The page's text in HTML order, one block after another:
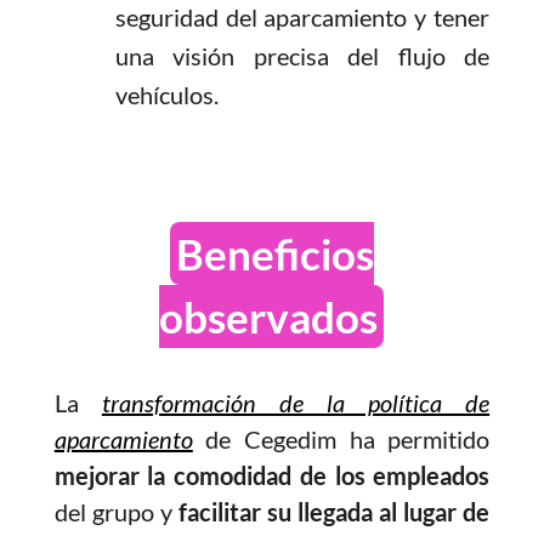
seguridad del aparcamiento y tener
una visión precisa del flujo de
vehículos.
Beneficios
observados
La transformación de la política de
aparcamientode Cegedim ha permitido
mejorar la comodidad de los empleados
del grupo y facilitar su llegada al lugar de